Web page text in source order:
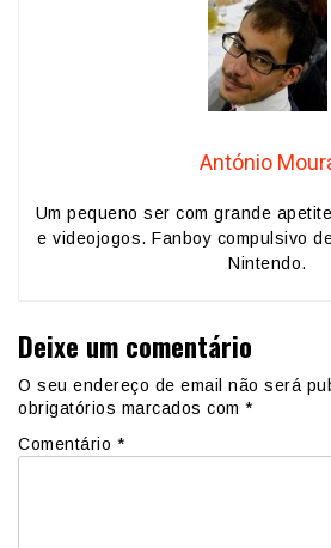
António
Um pequeno ser com grande
e videojogos. Fanboy compulsivo
Nintendo.
Deixe um comentário
O seu endereço de email não será
obrigatórios marcados com *
Comentário *